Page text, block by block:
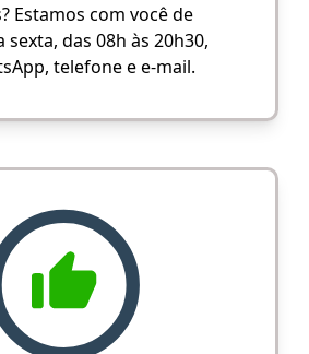
Estamos com você de
sexta, das 08h às 20h30,
telefone e e-mail.